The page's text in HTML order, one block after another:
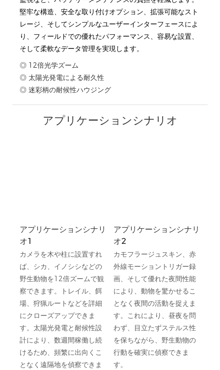
堅牢な構造、安全な取り付けオプション、拡張可能なスト
レージ、そしてシンプルなユーザーインターフェースによ
り、フィールドでの優れたパフォーマンス、容易な設置、
そして柔軟なデータ管理を実現します。
◎ 12倍光学ズーム
◎ 太陽光発電による耐久性
◎ 迷彩柄の耐候性ハウジング
アプリケーションシナリオ
アプリケーションシナリ
オ1
カメラを木や柱に設置すれ
ば、シカ、イノシシなどの
野生動物を12倍ズームで観
察できます。トレイル、餌
場、狩猟ルートなどを詳細
にクローズアップできま
す。太陽光発電と耐候性設
計により、数週間稼働し続
けるため、頻繁に出向くこ
となく遠隔地を偵察できま
アプリケーションシナリ
オ2
カモフラージュスキン、赤
外線モーショントリガー録
画、そして優れた夜間性能
により、動物を驚かせるこ
となく夜間の活動を捉えま
す。これにより、昼夜を問
わず、目立たずステルス性
を保ちながら、野生動物の
行動を確実に偵察できま
す。